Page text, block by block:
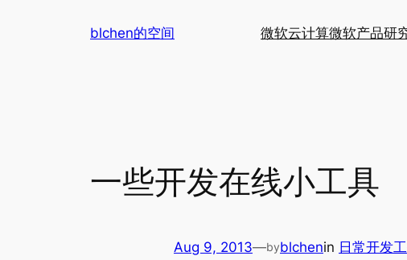
blchen的空间 微软云计算微软产品研
一些开发在线小工具
Aug 9, 2013—byblchenin 日常开发